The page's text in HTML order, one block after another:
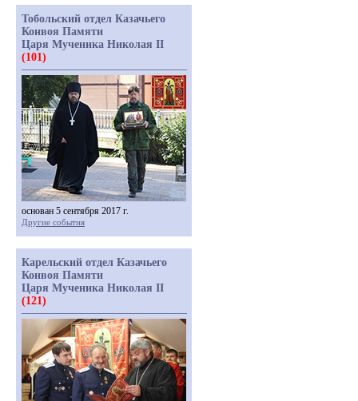
Тобольский отдел Казачьего
Конвоя Памяти
Царя Мученика Николая II
(101)
основан 5 сентября 2017 г.
Другие события
Карельский отдел Казачьего
Конвоя Памяти
Царя Мученика Николая II
(121)